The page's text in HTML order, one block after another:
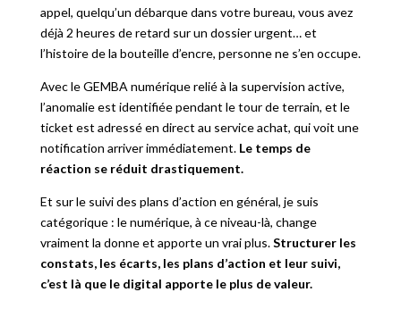
appel, quelqu’un débarque dans votre bureau, vous avez
déjà 2 heures de retard sur un dossier urgent… et
l’histoire de la bouteille d’encre, personne ne s’en occupe.
Avec le GEMBA numérique relié à la supervision active,
l’anomalie est identifiée pendant le tour de terrain, et le
ticket est adressé en direct au service achat, qui voit une
notification arriver immédiatement. Le temps de
réaction se réduit drastiquement.
Et sur le suivi des plans d’action en général, je suis
catégorique : le numérique, à ce niveau-là, change
vraiment la donne et apporte un vrai plus.Structurer les
constats, les écarts, les plans d’action et leur suivi,
c’est là que le digital apporte le plus de valeur.